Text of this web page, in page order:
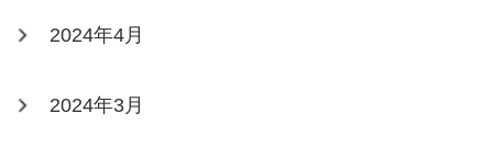
2024年4月
2024年3月